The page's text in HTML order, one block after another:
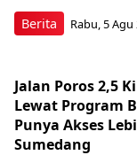
Berita Rabu, 5 Agu
Jalan Poros 2,5
Lewat Program
Punya Akses
Sumedang